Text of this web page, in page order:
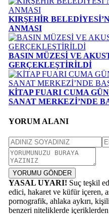
KIRŞEHİR
ANMASI
BASIN MÜZESİ VE
GERÇEKLEŞTİRİLDİ
KİTAP FUARI CUMA
SANAT MERKEZİ’NDE
YORUM ALANI
YORUMU GÖNDER
YASAL UYARI! Suç teşkil
edici, hakaret ve küfür içeren,
pornografik, ahlaka aykırı,
benzeri niteliklerde